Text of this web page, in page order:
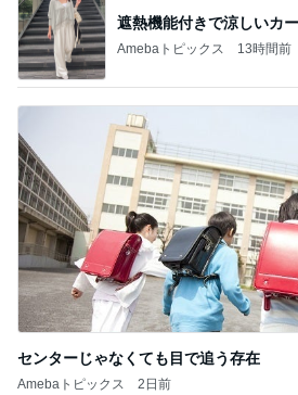
遮熱機能付きで涼しいカ
Amebaトピックス 13時間前
センターじゃなくても目で追う存在
Amebaトピックス 2日前